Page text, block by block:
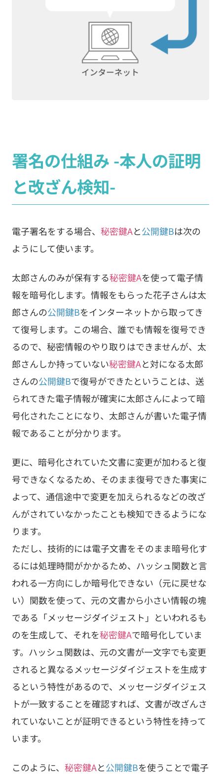
署名の仕組み -本人の証明
と改ざん検知-
電子署名をする場合、 秘密鍵Aと公開鍵Bは次の
ようにして使います。
太郎さんのみが保有する秘密鍵Aを使って電子情
報を暗号化します。情報をもらった花子さんは太
郎さんの公開鍵Bをインターネットから取ってき
て復号します。この場合、誰でも情報を復号でき
るので、秘密情報のやり取りはできませんが、太
郎さんしか持っていない秘密鍵Aと対になる太郎
さんの公開鍵Bで復号ができたということは、送
られてきた電子情報が確実に太郎さんによって暗
号化されたことになり、太郎さんが書いた電子情
報であることが分かります。
更に、暗号化されていた文書に変更が加わると復
号できなくなるため、そのまま復号できた事実に
よって、通信途中で変更を加えられるなどの改ざ
んがされていなかったことも検知できるようにな
ります。
ただし、技術的には電子文書をそのまま暗号化す
るには処理時間がかかるため、ハッシュ関数と言
われる一方向にしか暗号化できない（元に戻せな
い）関数を使って、元の文書から小さい情報の塊
である「メッセージダイジェスト」といわれるも
のを生成して、それを秘密鍵Aで暗号化していま
す。ハッシュ関数は、元の文書が一文字でも変更
されると異なるメッセージダイジェストを生成す
るという特性があるので、メッセージダイジェス
トが一致することを確認すれば、文書が改ざんさ
れていないことが証明できるという特性を持って
います。
このように、 秘密鍵Aと公開鍵Bを使うことで電子